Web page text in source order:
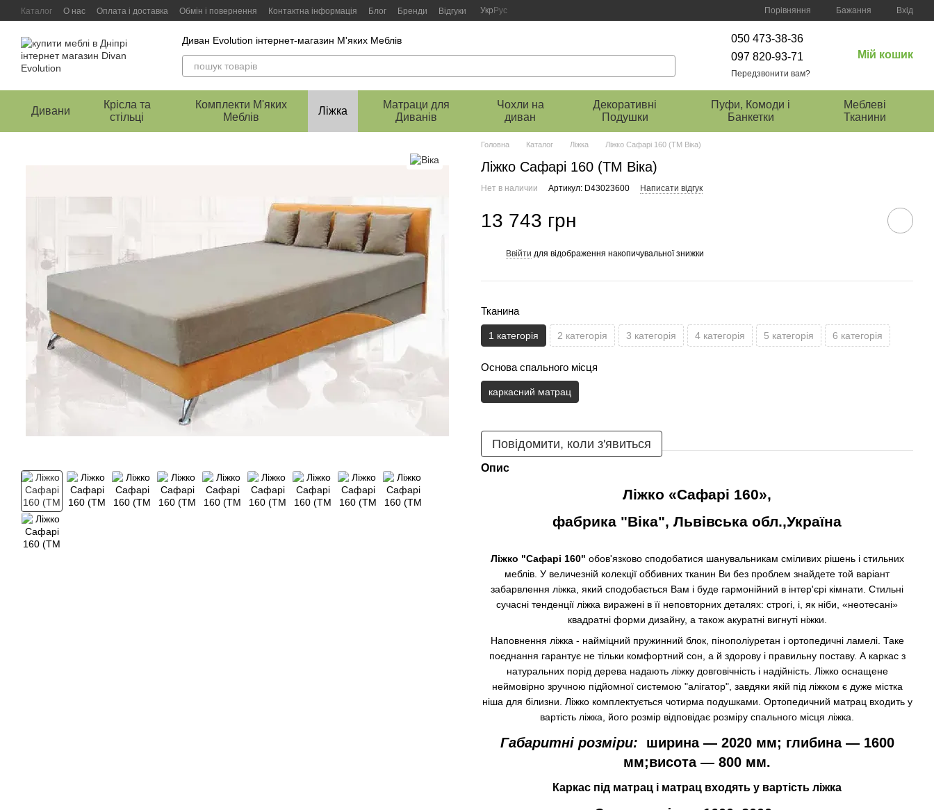
Перейти к основному контенту
Каталог О нас Оплата і доставка Обмін і повернення Контактна інформація Блог Бренди Відгуки Укр Рус Порівняння Бажання Вхід
Диван Evolution інтернет-магазин М'яких Меблів
050 473-38-36
097 820-93-71
Передзвонити вам?
Мій кошик
Дивани
Крісла та
стільці
Комплекти М'яких
Меблів
Ліжка
Матраци для
Диванів
Чохли на
диван
Декоративні
Подушки
Пуфи, Комоди і
Банкетки
Меблеві
Тканини
Головна Каталог Ліжка Ліжко Сафарі 160 (ТМ Віка)
Ліжко Сафарі 160 (ТМ Віка)
Нет в наличии Артикул: D43023600 Написати відгук
13 743 грн
Ввійти для відображення накопичувальної знижки
Тканина
1 категорія 2 категорія 3 категорія 4 категорія 5 категорія 6 категорія
Основа спального місця
каркасний матрац
Повідомити, коли з'явиться
Опис
Ліжко «Сафарі 160»,
фабрика "Віка", Львівська обл.,Україна
Ліжко "Сафарі 160" обов'язково сподобатися шанувальникам сміливих рішень і стильних
меблів. У величезній колекції оббивних тканин Ви без проблем знайдете той варіант
забарвлення ліжка, який сподобається Вам і буде гармонійний в інтер'єрі кімнати. Стильні
сучасні тенденції ліжка виражені в її неповторних деталях: строгі, і, як ніби, «неотесані»
квадратні форми дизайну, а також акуратні вигнуті ніжки.
Наповнення ліжка - найміцний пружинний блок, пінополіуретан і ортопедичні ламелі. Таке
поєднання гарантує не тільки комфортний сон, а й здорову і правильну поставу. А каркас з
натуральних порід дерева надають ліжку довговічність і надійність. Ліжко оснащене
неймовірно зручною підйомної системою "алігатор", завдяки якій під ліжком є ​​дуже містка
ніша для білизни. Ліжко комплектується чотирма подушками. Ортопедичний матрац входить у
вартість ліжка, його розмір відповідає розміру спального місця ліжка.
Габаритні розміри:
ширина ― 2020 мм; глибина ― 1600
мм;висота ― 800 мм.
Каркас під матрац і матрац входять у вартість ліжка